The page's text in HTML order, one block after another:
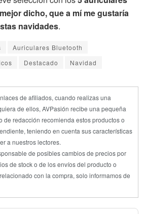
dicho, que a mí me gustaría
navidades.
Auriculares Bluetooth
Destacado Navidad
de afiliados, cuando realizas una
de ellos, AVPasión recibe una pequeña
de redacción recomienda estos productos o
teniendo en cuenta sus características
a nuestros lectores.
de posibles cambios de precios por
de stock o de los envíos del producto o
con la compra, solo informamos de